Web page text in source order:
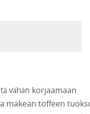
vähän korjaamaan
makean toffeen